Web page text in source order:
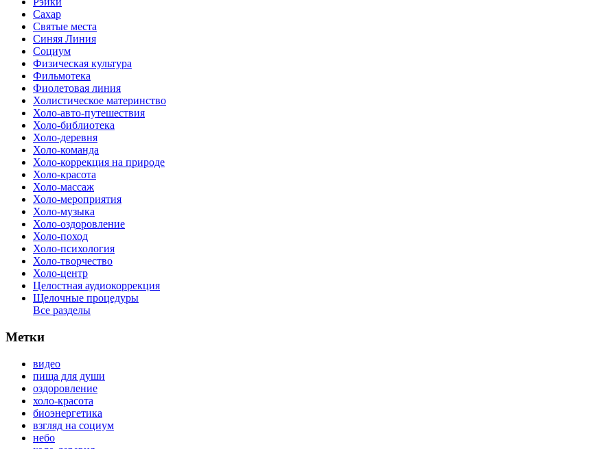
Сахар
Святые места
Синяя Линия
Социум
Физическая культура
Фильмотека
Фиолетовая линия
Холистическое материнство
Холо-авто-путешествия
Холо-библиотека
Холо-деревня
Холо-команда
Холо-коррекция на природе
Холо-красота
Холо-массаж
Холо-мероприятия
Холо-музыка
Холо-оздоровление
Холо-поход
Холо-психология
Холо-творчество
Холо-центр
Целостная аудиокоррекция
Щелочные процедуры
Все разделы
Метки
видео
пища для души
оздоровление
холо-красота
биоэнергетика
взгляд на социум
небо